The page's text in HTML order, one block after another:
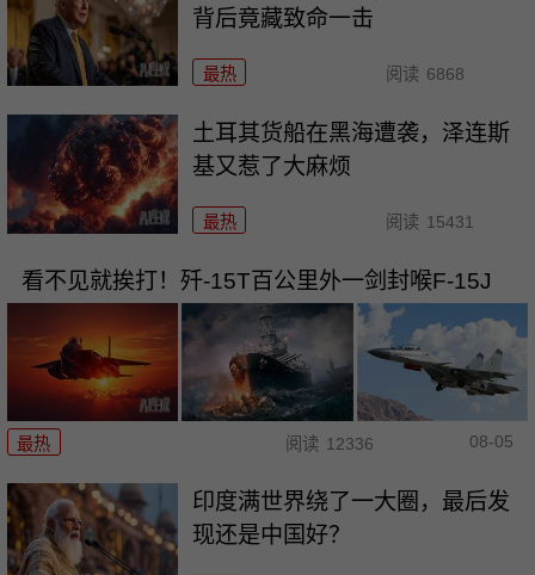
背后竟藏致命一击
最热 阅读 6868
土耳其货船在黑海遭袭，泽连斯
基又惹了大麻烦
最热 阅读 15431
看不见就挨打！歼-15T百公里外一剑封喉F-15J
最热 阅读 12336 08-05
印度满世界绕了一大圈，最后发
现还是中国好？